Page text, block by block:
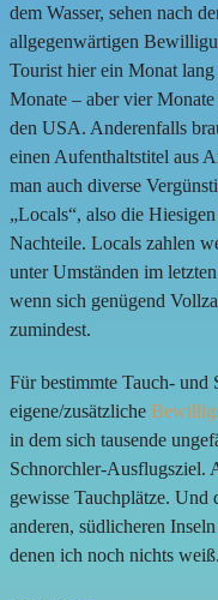
dem Wasser, sehen nach
allgegenwärtigen
Tourist hier ein Monat
Monate – aber vier
den USA. Anderenfalls
einen Aufenthaltstitel aus
man auch diverse
„Locals“, also die
Nachteile. Locals zahlen
unter Umständen im
wenn sich genügend
zumindest.
Für bestimmte Tauch- und
eigene/zusätzliche
in dem sich tausende
Schnorchler-Ausflugsziel.
gewisse Tauchplätze. Und
anderen, südlicheren
denen ich noch nichts weiß.